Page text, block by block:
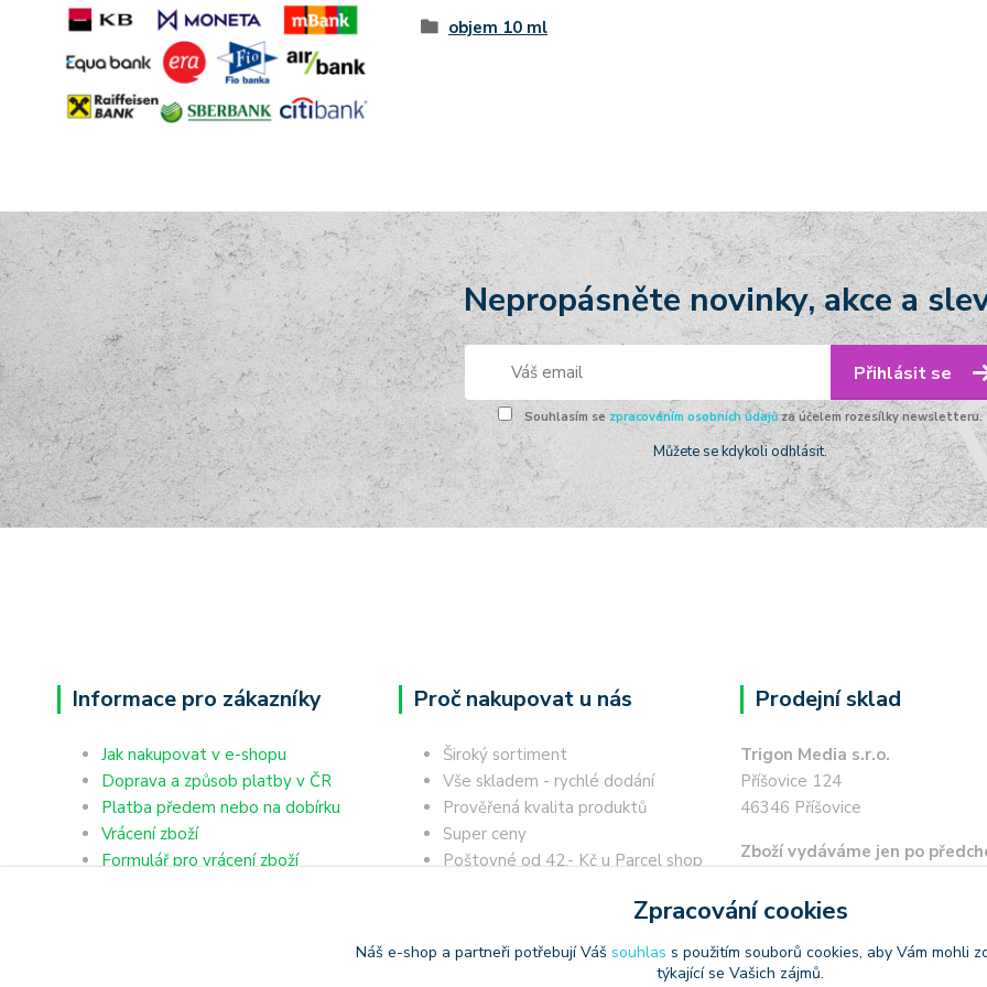
objem 10 ml
Nepropásněte novinky, akce a
Přihlásit se
Souhlasím se zpracováním osobních údajůza účelem rozesílky newsletteru.
Můžete se kdykoli odhlásit.
Informace pro zákazníky
Jak nakupovat v e-shopu
Doprava a způsob platby v ČR
Platba předem nebo na dobírku
Vrácení zboží
Formulář pro vrácení zboží
Proč nakupovat u nás
Široký sortiment
Vše skladem - rychlé dodání
Prověřená kvalita produktů
Super ceny
Poštovné od 42,- Kč u Parcel shop
Platba kartou / převodem zdarma
Prodejní sklad
Trigon Media s.r.o.
Příšovice 124
46346 Příšovice
Zboží vydáváme jen po
ohledně času vydání.
Zpracování cookies
Náš e-shop a partneři potřebují Váš souhlas s použitím souborů cookies, aby Vám mohli
týkající se Vašich zájmů.